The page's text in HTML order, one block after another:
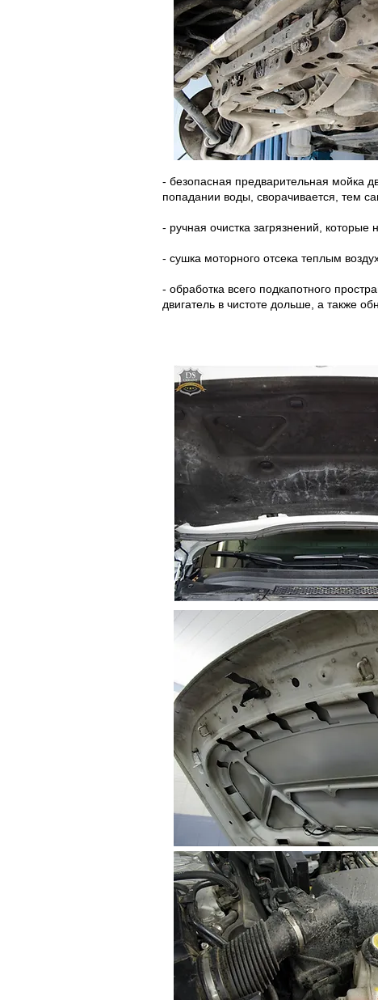
- безопасная предварительная мойка
попадании воды, сворачивается, тем
- ручная очистка загрязнений,
- сушка моторного отсека теплым
- обработка всего подкапотного
двигатель в чистоте дольше, а также